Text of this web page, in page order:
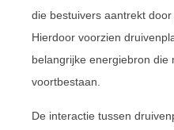
die bestuivers aantrekt door
Hierdoor voorzien
belangrijke energiebron die
voortbestaan.
De interactie tussen